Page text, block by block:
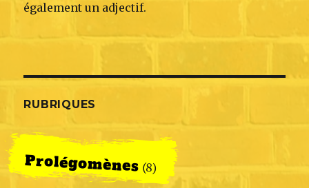
également un adjectif.
RUBRIQUES
Prolégomènes (8)